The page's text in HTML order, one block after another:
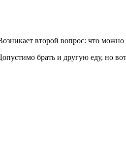
второй вопрос: что
брать и другую еду, но